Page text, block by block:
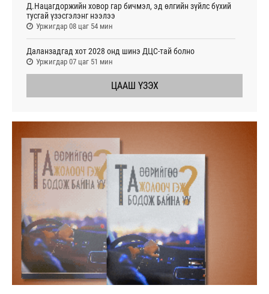
Д.Нацагдоржийн ховор гар бичмэл, эд өлгийн зүйлс бүхий
тусгай үзэсгэлэнг нээлээ
Уржигдар 08 цаг 54 мин
Даланзадгад хот 2028 онд шинэ ДЦС-тай болно
Уржигдар 07 цаг 51 мин
ЦААШ ҮЗЭХ